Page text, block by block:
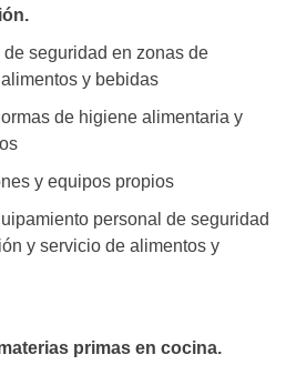
seguridad en zonas de
y bebidas
de higiene alimentaria y
y equipos propios
personal de seguridad
y servicio de alimentos y
primas en cocina.